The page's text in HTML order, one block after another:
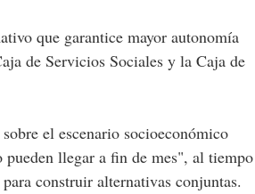
que garantice mayor autonomía
de Servicios Sociales y la Caja de
el escenario socioeconómico
llegar a fin de mes", al tiempo
construir alternativas conjuntas.